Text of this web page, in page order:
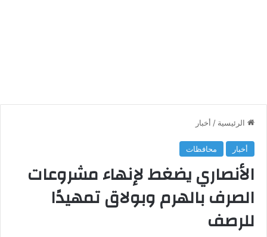
الرئيسية / أخبار
أخبار محافظات
الأنصاري يضغط لإنهاء مشروعات
الصرف بالهرم وبولاق تمهيدًا
للرصف